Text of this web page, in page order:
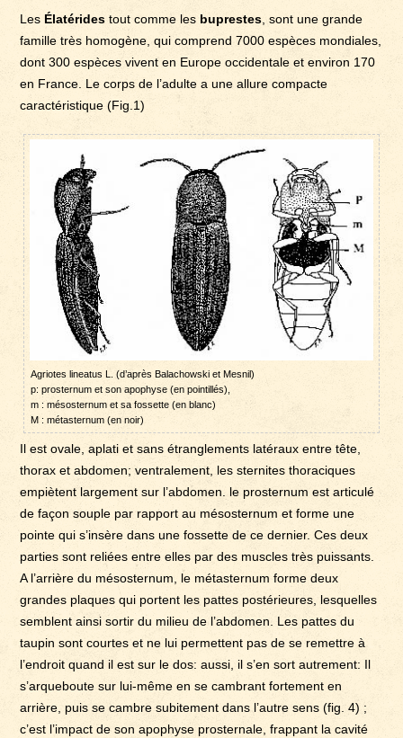
Les Élatérides tout comme les buprestes , sont une grande
famille très homogène, qui comprend 7000 espèces mondiales,
dont 300 espèces vivent en Europe occidentale et environ 170
en France. Le corps de l’adulte a une allure compacte
caractéristique (Fig.1)
Agriotes lineatus L. (d’après Balachowski et Mesnil)
p: prosternum et son apophyse (en pointillés),
m : mésosternum et sa fossette (en blanc)
M : métasternum (en noir)
Il est ovale, aplati et sans étranglements latéraux entre tête,
thorax et abdomen; ventralement, les sternites thoraciques
empiètent largement sur l’abdomen. le prosternum est articulé
de façon souple par rapport au mésosternum et forme une
pointe qui s’insère dans une fossette de ce dernier. Ces deux
parties sont reliées entre elles par des muscles très puissants.
A l’arrière du mésosternum, le métasternum forme deux
grandes plaques qui portent les pattes postérieures, lesquelles
semblent ainsi sortir du milieu de l’abdomen. Les pattes du
taupin sont courtes et ne lui permettent pas de se remettre à
l’endroit quand il est sur le dos: aussi, il s’en sort autrement: Il
s’arqueboute sur lui-même en se cambrant fortement en
arrière, puis se cambre subitement dans l’autre sens (fig. 4) ;
c’est l’impact de son apophyse prosternale, frappant la cavité